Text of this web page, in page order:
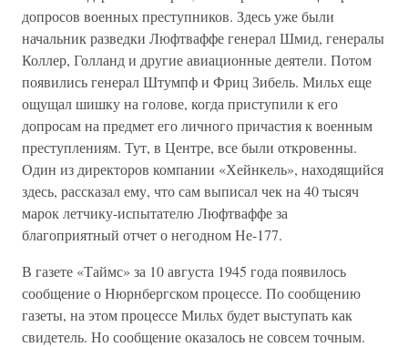
допросов военных преступников. Здесь уже были
начальник разведки Люфтваффе генерал Шмид, генералы
Коллер, Голланд и другие авиационные деятели. Потом
появились генерал Штумпф и Фриц Зибель. Мильх еще
ощущал шишку на голове, когда приступили к его
допросам на предмет его личного причастия к военным
преступлениям. Тут, в Центре, все были откровенны.
Один из директоров компании «Хейнкель», находящийся
здесь, рассказал ему, что сам выписал чек на 40 тысяч
марок летчику-испытателю Люфтваффе за
благоприятный отчет о негодном Не-177.
В газете «Таймс» за 10 августа 1945 года появилось
сообщение о Нюрнбергском процессе. По сообщению
газеты, на этом процессе Мильх будет выступать как
свидетель. Но сообщение оказалось не совсем точным.